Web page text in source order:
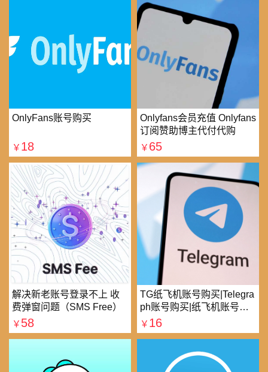
OnlyFans账号购买
￥ 18
Onlyfans会员充值 Onlyfans
订阅赞助博主代付代购
￥ 65
解决新老账号登录不上 收
费弹窗问题（SMS Free）
￥ 58
TG纸飞机账号购买|Telegra
ph账号购买|纸飞机账号购
买|电报账号购买
￥ 16